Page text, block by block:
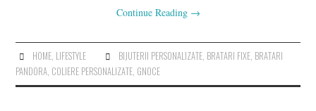
Continue Reading →
HOME, LIFESTYLE BIJUTERII PERSONALIZATE, BRATARI FIXE, BRATARI
PANDORA, COLIERE PERSONALIZATE, GNOCE